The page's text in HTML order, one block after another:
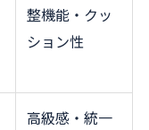
整機能・クッ
ション性
高級感・統一